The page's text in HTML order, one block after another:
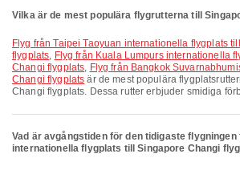
Vilka är de mest populära flygrutterna till
Flyg från Taipei Taoyuan internationella flygplats till Singapore Changi
flygplats, Flyg från Kuala Lumpurs internationella
Changi flygplats, Flyg från Bangkok
Changi flygplats är de mest populära
Changi flygplats. Dessa rutter erbjuder smidiga
Vad är avgångstiden för den tidigaste flygningen
internationella flygplats till Singapore Changi